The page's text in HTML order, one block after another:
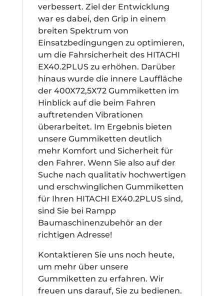
verbessert. Ziel der Entwicklung
war es dabei, den Grip in einem
breiten Spektrum von
Einsatzbedingungen zu optimieren,
um die Fahrsicherheit des HITACHI
EX40.2PLUS zu erhöhen. Darüber
hinaus wurde die innere Lauffläche
der 400X72,5X72 Gummiketten im
Hinblick auf die beim Fahren
auftretenden Vibrationen
überarbeitet. Im Ergebnis bieten
unsere Gummiketten deutlich
mehr Komfort und Sicherheit für
den Fahrer. Wenn Sie also auf der
Suche nach qualitativ hochwertigen
und erschwinglichen Gummiketten
für Ihren HITACHI EX40.2PLUS sind,
sind Sie bei Rampp
Baumaschinenzubehör an der
richtigen Adresse!
Kontaktieren Sie uns noch heute,
um mehr über unsere
Gummiketten zu erfahren. Wir
freuen uns darauf, Sie zu bedienen.